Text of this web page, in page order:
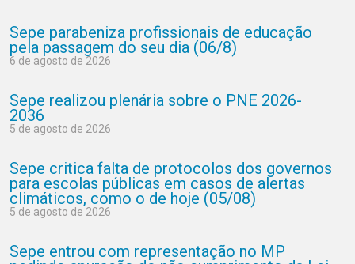
Sepe parabeniza profissionais de educação
pela passagem do seu dia (06/8)
6 de agosto de 2026
Sepe realizou plenária sobre o PNE 2026-
2036
5 de agosto de 2026
Sepe critica falta de protocolos dos governos
para escolas públicas em casos de alertas
climáticos, como o de hoje (05/08)
5 de agosto de 2026
Sepe entrou com representação no MP